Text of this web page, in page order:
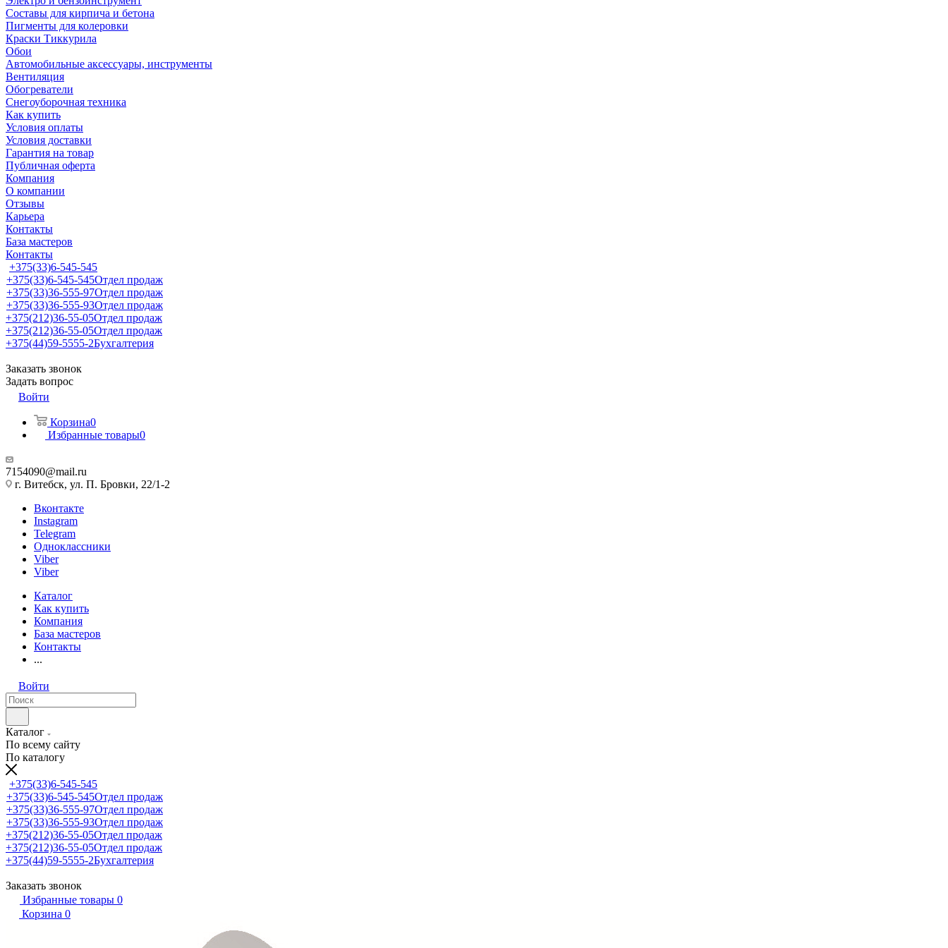
Составы для кирпича и бетона
Пигменты для колеровки
Краски Тиккурила
Обои
Автомобильные аксессуары, инструменты
Вентиляция
Обогреватели
Снегоуборочная техника
Как купить
Условия оплаты
Условия доставки
Гарантия на товар
Публичная оферта
Компания
О компании
Отзывы
Карьера
Контакты
База мастеров
Контакты
+375(33)6-545-545
+375(33)6-545-545Отдел продаж
+375(33)36-555-97Отдел продаж
+375(33)36-555-93Отдел продаж
+375(212)36-55-05Отдел продаж
+375(212)36-55-05Отдел продаж
+375(44)59-5555-2Бухгалтерия
Заказать звонок
Задать вопрос
Войти
Корзина0
Избранные товары0
7154090@mail.ru
г. Витебск, ул. П. Бровки, 22/1-2
Вконтакте
Instagram
Telegram
Одноклассники
Viber
Viber
Каталог
Как купить
Компания
База мастеров
Контакты
...
Войти
Каталог
По всему сайту
По каталогу
+375(33)6-545-545
+375(33)6-545-545Отдел продаж
+375(33)36-555-97Отдел продаж
+375(33)36-555-93Отдел продаж
+375(212)36-55-05Отдел продаж
+375(212)36-55-05Отдел продаж
+375(44)59-5555-2Бухгалтерия
Заказать звонок
Избранные товары 0
Корзина 0